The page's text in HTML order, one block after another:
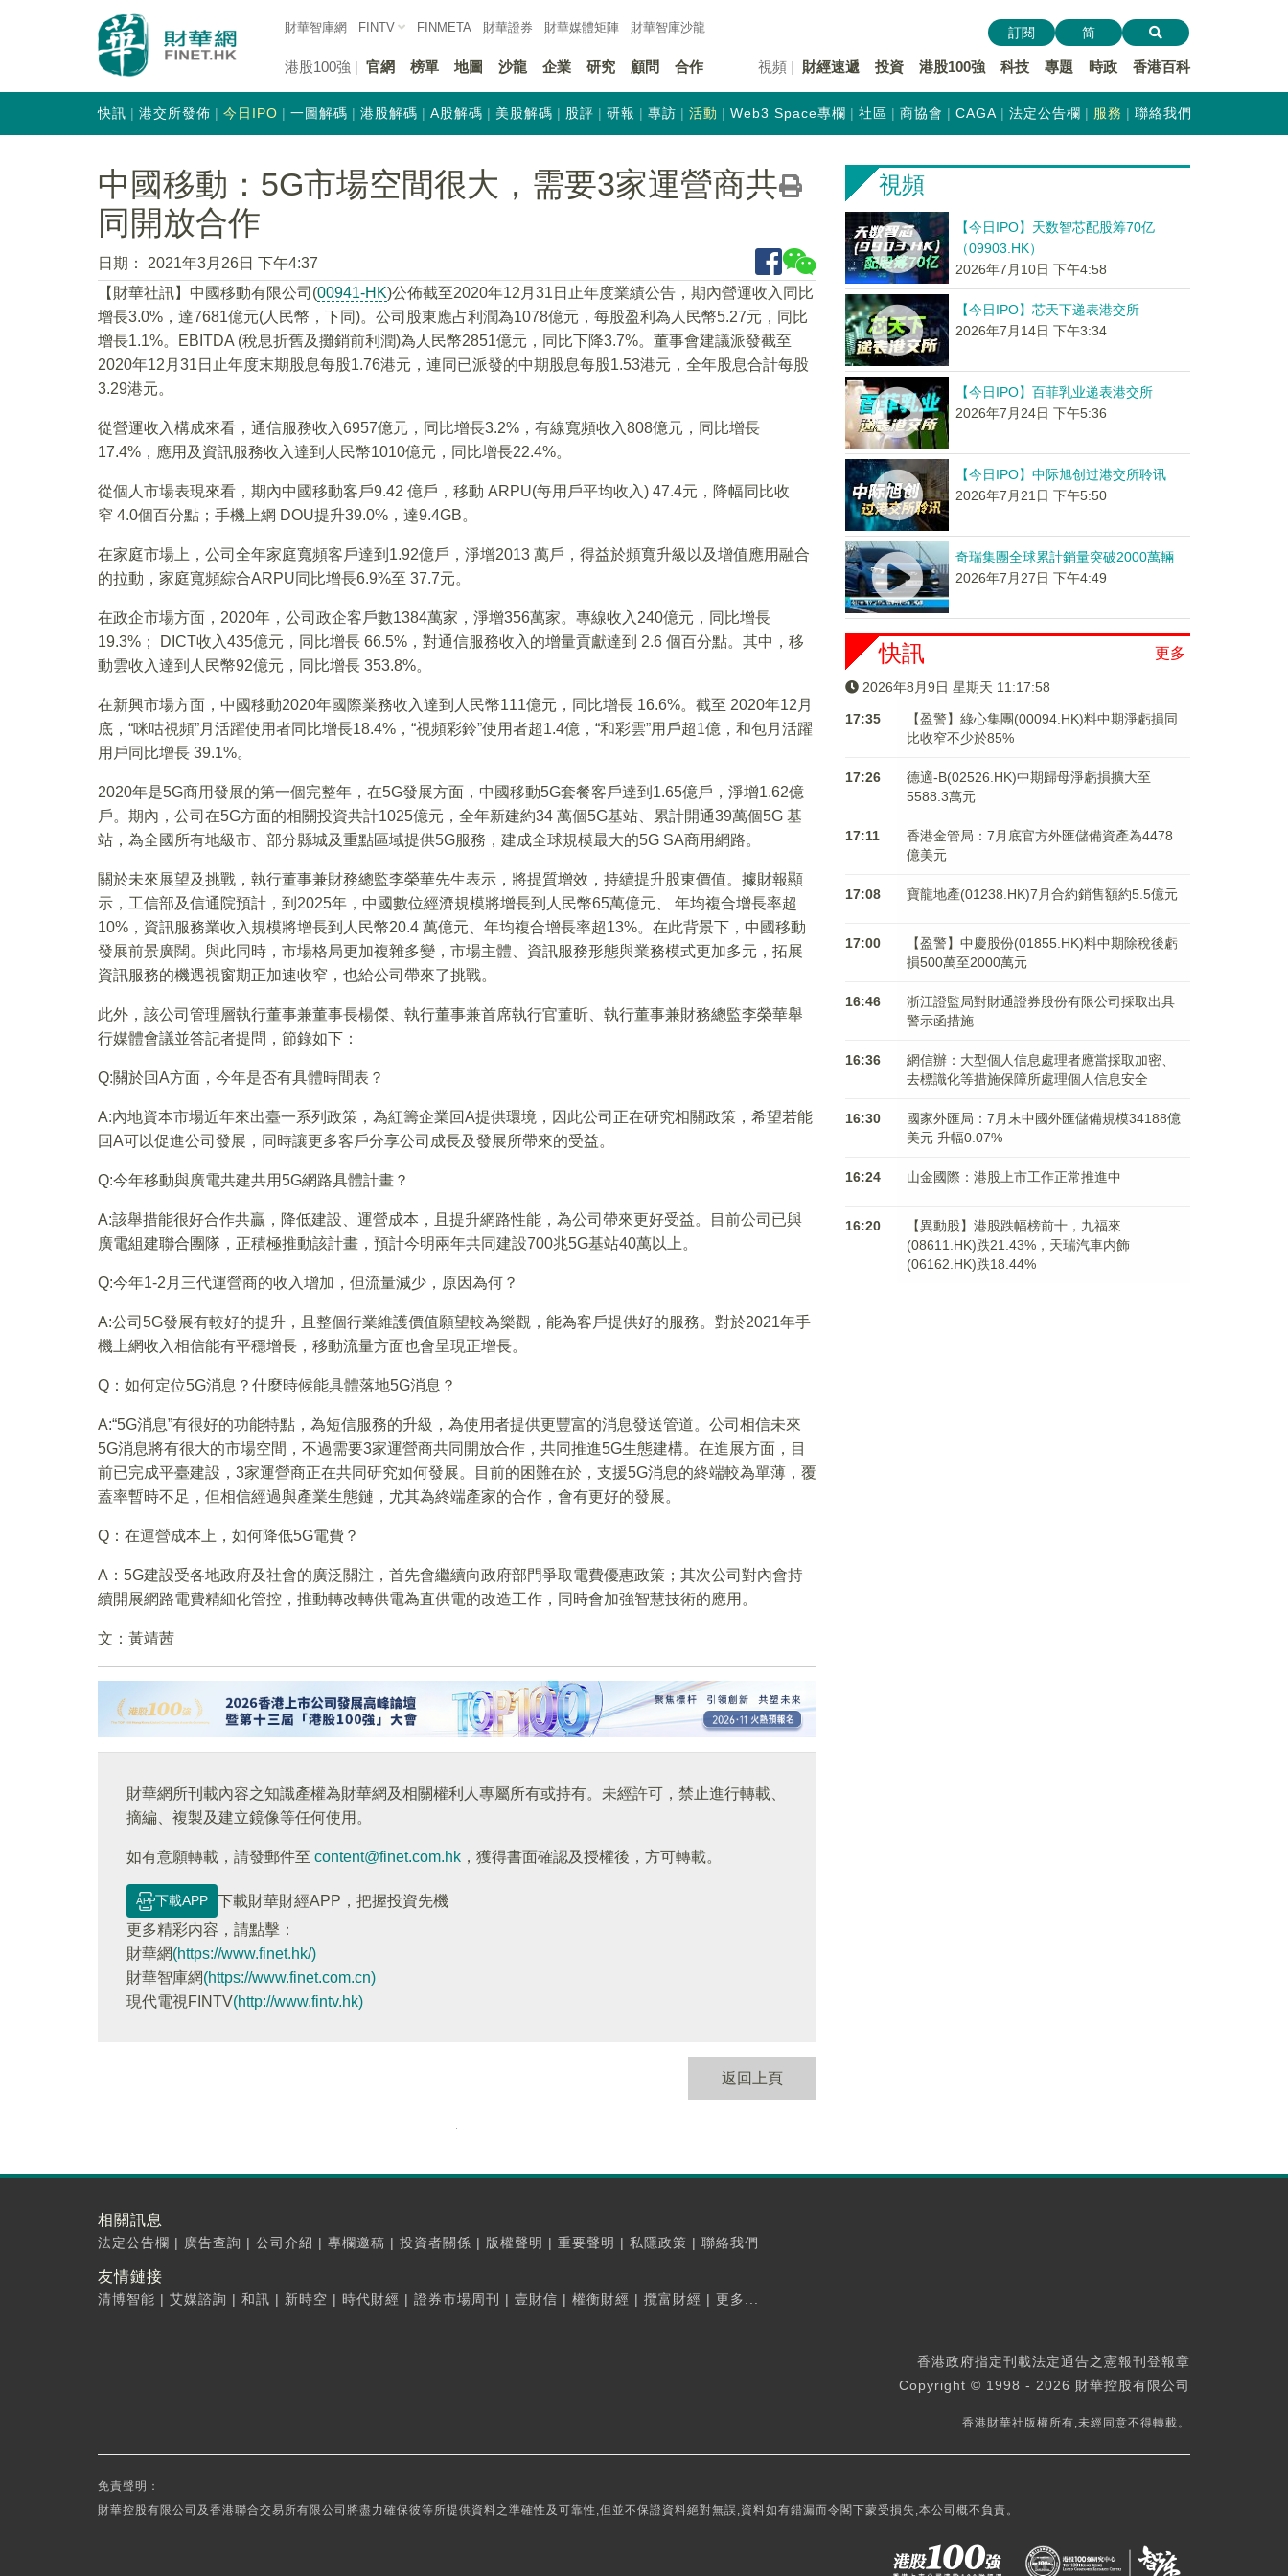
財華智庫網 FINTV FINMETA 財華證券 財華媒體矩陣 財華智庫沙龍
港股100強 官網 榜單 地圖 沙龍 企業 研究 顧問 合作 視頻 財經速遞 投資 港股100強 科技 專題 時政 香港百科
訂閱 简
快訊 港交所發佈 今日IPO 一圖解碼 港股解碼 A股解碼 美股解碼 股評 研報 專訪 活動 Web3 Space專欄 社區 商協會 CAGA 法定公告欄 服務 聯絡我們
中國移動：5G市場空間很大，需要3家運營商共
同開放合作
日期：
2021年3月26日 下午4:37
【財華社訊】中國移動有限公司(00941-HK)公佈截至2020年12月31日止年度業績公告，期內營運收入同比
增長3.0%，達7681億元(人民幣，下同)。公司股東應占利潤為1078億元，每股盈利為人民幣5.27元，同比
增長1.1%。EBITDA (稅息折舊及攤銷前利潤)為人民幣2851億元，同比下降3.7%。董事會建議派發截至
2020年12月31日止年度末期股息每股1.76港元，連同已派發的中期股息每股1.53港元，全年股息合計每股
3.29港元。
從營運收入構成來看，通信服務收入6957億元，同比增長3.2%，有線寬頻收入808億元，同比增長
17.4%，應用及資訊服務收入達到人民幣1010億元，同比增長22.4%。
從個人市場表現來看，期內中國移動客戶9.42 億戶，移動 ARPU(每用戶平均收入) 47.4元，降幅同比收
窄 4.0個百分點；手機上網 DOU提升39.0%，達9.4GB。
在家庭市場上，公司全年家庭寬頻客戶達到1.92億戶，淨增2013 萬戶，得益於頻寬升級以及增值應用融合
的拉動，家庭寬頻綜合ARPU同比增長6.9%至 37.7元。
在政企市場方面，2020年，公司政企客戶數1384萬家，淨增356萬家。專線收入240億元，同比增長
19.3%； DICT收入435億元，同比增長 66.5%，對通信服務收入的增量貢獻達到 2.6 個百分點。其中，移
動雲收入達到人民幣92億元，同比增長 353.8%。
在新興市場方面，中國移動2020年國際業務收入達到人民幣111億元，同比增長 16.6%。截至 2020年12月
底，“咪咕視頻”月活躍使用者同比增長18.4%，“視頻彩鈴”使用者超1.4億，“和彩雲”用戶超1億，和包月活躍
用戶同比增長 39.1%。
2020年是5G商用發展的第一個完整年，在5G發展方面，中國移動5G套餐客戶達到1.65億戶，淨增1.62億
戶。期內，公司在5G方面的相關投資共計1025億元，全年新建約34 萬個5G基站、累計開通39萬個5G 基
站，為全國所有地級市、部分縣城及重點區域提供5G服務，建成全球規模最大的5G SA商用網路。
關於未來展望及挑戰，執行董事兼財務總監李榮華先生表示，將提質增效，持續提升股東價值。據財報顯
示，工信部及信通院預計，到2025年，中國數位經濟規模將增長到人民幣65萬億元、 年均複合增長率超
10%，資訊服務業收入規模將增長到人民幣20.4 萬億元、年均複合增長率超13%。在此背景下，中國移動
發展前景廣闊。與此同時，市場格局更加複雜多變，市場主體、資訊服務形態與業務模式更加多元，拓展
資訊服務的機遇視窗期正加速收窄，也給公司帶來了挑戰。
此外，該公司管理層執行董事兼董事長楊傑、執行董事兼首席執行官董昕、執行董事兼財務總監李榮華舉
行媒體會議並答記者提問，節錄如下：
Q:關於回A方面，今年是否有具體時間表？
A:內地資本市場近年來出臺一系列政策，為紅籌企業回A提供環境，因此公司正在研究相關政策，希望若能
回A可以促進公司發展，同時讓更多客戶分享公司成長及發展所帶來的受益。
Q:今年移動與廣電共建共用5G網路具體計畫？
A:該舉措能很好合作共贏，降低建設、運營成本，且提升網路性能，為公司帶來更好受益。目前公司已與
廣電組建聯合團隊，正積極推動該計畫，預計今明兩年共同建設700兆5G基站40萬以上。
Q:今年1-2月三代運營商的收入增加，但流量減少，原因為何？
A:公司5G發展有較好的提升，且整個行業維護價值願望較為樂觀，能為客戶提供好的服務。對於2021年手
機上網收入相信能有平穩增長，移動流量方面也會呈現正增長。
Q：如何定位5G消息？什麼時候能具體落地5G消息？
A:“5G消息”有很好的功能特點，為短信服務的升級，為使用者提供更豐富的消息發送管道。公司相信未來
5G消息將有很大的市場空間，不過需要3家運營商共同開放合作，共同推進5G生態建構。在進展方面，目
前已完成平臺建設，3家運營商正在共同研究如何發展。目前的困難在於，支援5G消息的終端較為單薄，覆
蓋率暫時不足，但相信經過與產業生態鏈，尤其為終端產家的合作，會有更好的發展。
Q：在運營成本上，如何降低5G電費？
A：5G建設受各地政府及社會的廣泛關注，首先會繼續向政府部門爭取電費優惠政策；其次公司對內會持
續開展網路電費精細化管控，推動轉改轉供電為直供電的改造工作，同時會加強智慧技術的應用。
文：黃靖茜
財華網所刊載內容之知識產權為財華網及相關權利人專屬所有或持有。未經許可，禁止進行轉載、
摘編、複製及建立鏡像等任何使用。
如有意願轉載，請發郵件至 content@finet.com.hk ，獲得書面確認及授權後，方可轉載。
下載APP
下載財華財經APP，把握投資先機
更多精彩内容，請點擊：
財華網(https://www.finet.hk/)
財華智庫網(https://www.finet.com.cn)
現代電視FINTV(http://www.fintv.hk)
返回上頁
視頻
【今日IPO】天数智芯配股筹70亿
（09903.HK）
2026年7月10日 下午4:58
【今日IPO】芯天下递表港交所
2026年7月14日 下午3:34
【今日IPO】百菲乳业递表港交所
2026年7月24日 下午5:36
【今日IPO】中际旭创过港交所聆讯
2026年7月21日 下午5:50
奇瑞集團全球累計銷量突破2000萬輛
2026年7月27日 下午4:49
更多
快訊
2026年8月9日 星期天 11:17:58
17:35
【盈警】綠心集團(00094.HK)料中期淨虧損同
比收窄不少於85%
17:26
德適-B(02526.HK)中期歸母淨虧損擴大至
5588.3萬元
17:11
香港金管局：7月底官方外匯儲備資產為4478
億美元
17:08 寶龍地產(01238.HK)7月合約銷售額約5.5億元
17:00
【盈警】中慶股份(01855.HK)料中期除稅後虧
損500萬至2000萬元
16:46
浙江證監局對財通證券股份有限公司採取出具
警示函措施
16:36
網信辦：大型個人信息處理者應當採取加密、
去標識化等措施保障所處理個人信息安全
16:30
國家外匯局：7月末中國外匯儲備規模34188億
美元 升幅0.07%
16:24 山金國際：港股上市工作正常推進中
16:20
【異動股】港股跌幅榜前十，九福來
(08611.HK)跌21.43%，天瑞汽車内飾
(06162.HK)跌18.44%
相關訊息
法定公告欄 | 廣告查詢 | 公司介紹 | 專欄邀稿 | 投資者關係 | 版權聲明 | 重要聲明 | 私隱政策 | 聯絡我們
友情鏈接
清博智能 | 艾媒諮詢 | 和訊 | 新時空 | 時代財經 | 證券市場周刊 | 壹財信 | 權衡財經 | 攬富財經 | 更多...
香港政府指定刊載法定通告之憲報刊登報章
Copyright © 1998 - 2026 財華控股有限公司
香港財華社版權所有,未經同意不得轉載。
免責聲明：
財華控股有限公司及香港聯合交易所有限公司將盡力確保彼等所提供資料之準確性及可靠性,但並不保證資料絕對無誤,資料如有錯漏而令閣下蒙受損失,本公司概不負責。